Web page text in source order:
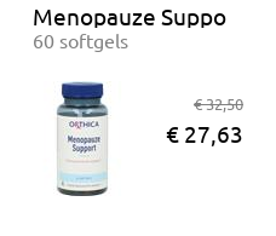
Menopauze Support
60 softgels
€ 32,50
€ 27,63